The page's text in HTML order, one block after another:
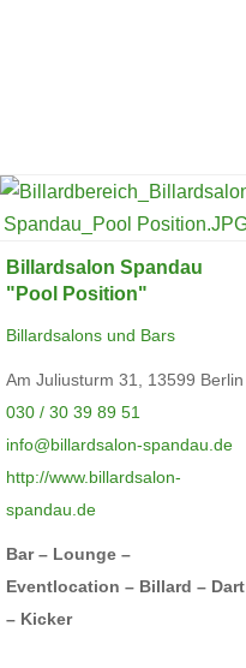
Billardsalon Spandau
"Pool Position"
Billardsalons und Bars
Am Juliusturm 31, 13599 Berlin
030 / 30 39 89 51
info@billardsalon-spandau.de
http://www.billardsalon-
spandau.de
Bar – Lounge –
Eventlocation – Billard – Dart
– Kicker